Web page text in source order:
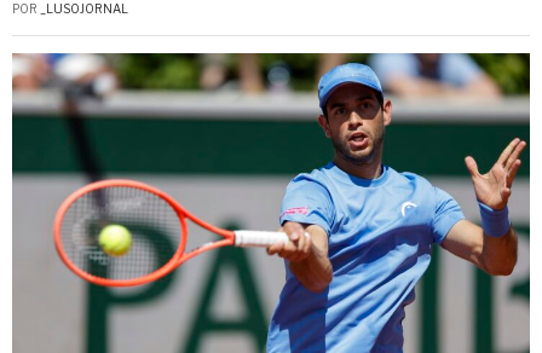
POR _LUSOJORNAL